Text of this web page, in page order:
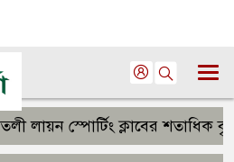
ক্লাবের শতাধিক বৃক্ষরোপণ